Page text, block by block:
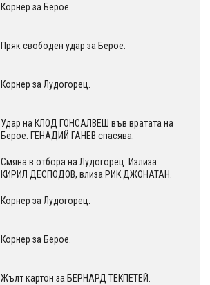
Корнер за Берое.
Пряк свободен удар за Берое.
Корнер за Лудогорец.
Удар на КЛОД ГОНСАЛВЕШ във вратата на
Берое. ГЕНАДИЙ ГАНЕВ спасява.
Смяна в отбора на Лудогорец. Излиза
КИРИЛ ДЕСПОДОВ, влиза РИК ДЖОНАТАН.
Корнер за Лудогорец.
Корнер за Берое.
Жълт картон за БЕРНАРД ТЕКПЕТЕЙ.